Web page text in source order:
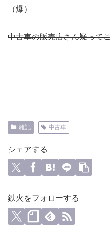
（爆）
中古車の販売店さん疑って
雑記 中古車
シェアする
鉄火をフォローする